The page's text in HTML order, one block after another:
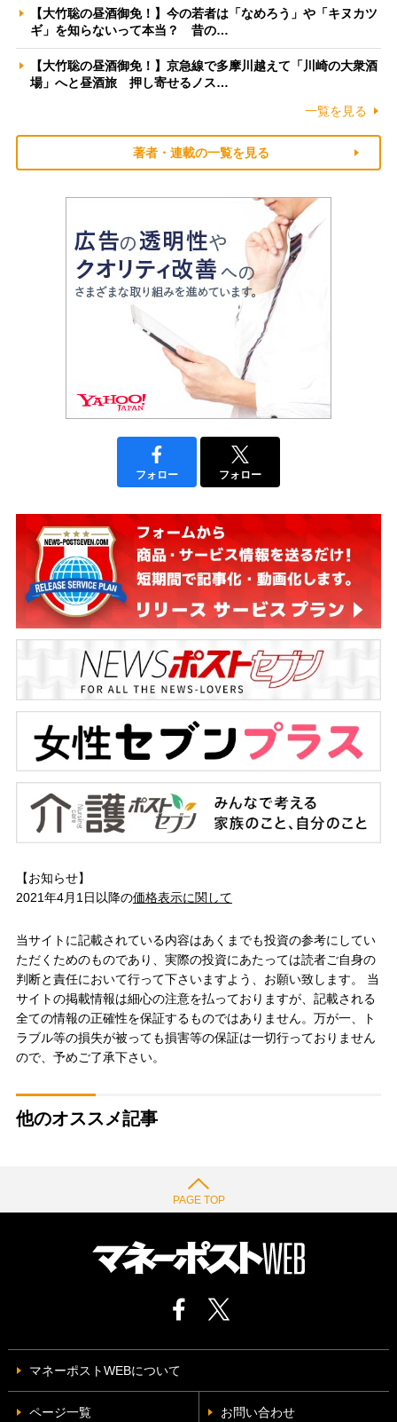
【大竹聡の昼酒御免！】今の若者は「なめろう」や「キヌカツ
ギ」を知らないって本当？ 昔の…
【大竹聡の昼酒御免！】京急線で多摩川越えて「川崎の大衆酒
場」へと昼酒旅 押し寄せるノス…
一覧を見る
著者・連載の一覧を見る
フォロー フォロー
【お知らせ】
2021年4月1日以降の価格表示に関して
当サイトに記載されている内容はあくまでも投資の参考にしてい
ただくためのものであり、実際の投資にあたっては読者ご自身の
判断と責任において行って下さいますよう、お願い致します。 当
サイトの掲載情報は細心の注意を払っておりますが、記載される
全ての情報の正確性を保証するものではありません。万が一、ト
ラブル等の損失が被っても損害等の保証は一切行っておりません
ので、予めご了承下さい。
他のオススメ記事
PAGE TOP
マネーポストWEBについて
ページ一覧 お問い合わせ